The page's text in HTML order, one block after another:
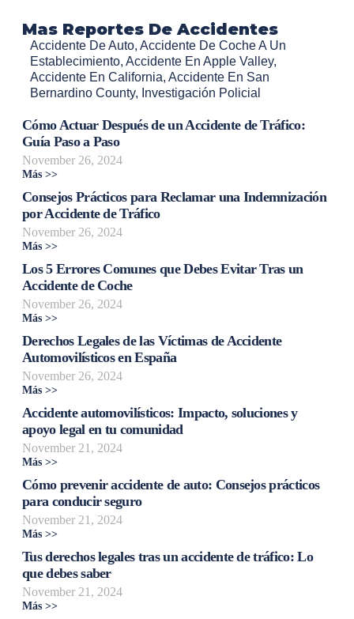
Mas Reportes De Accidentes
Accidente De Auto, Accidente De Coche A Un
Establecimiento, Accidente En Apple Valley,
Accidente En California, Accidente En San
Bernardino County, Investigación Policial
Cómo Actuar Después de un Accidente de Tráfico:
Guía Paso a Paso
November 26, 2024
Más >>
Consejos Prácticos para Reclamar una Indemnización
por Accidente de Tráfico
November 26, 2024
Más >>
Los 5 Errores Comunes que Debes Evitar Tras un
Accidente de Coche
November 26, 2024
Más >>
Derechos Legales de las Víctimas de Accidente
Automovilísticos en España
November 26, 2024
Más >>
Accidente automovilísticos: Impacto, soluciones y
apoyo legal en tu comunidad
November 21, 2024
Más >>
Cómo prevenir accidente de auto: Consejos prácticos
para conducir seguro
November 21, 2024
Más >>
Tus derechos legales tras un accidente de tráfico: Lo
que debes saber
November 21, 2024
Más >>